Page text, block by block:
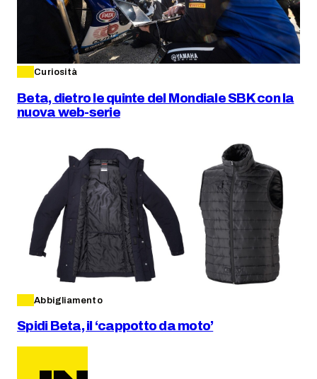
Curiosità
Beta, dietro le quinte del Mondiale SBK con la
nuova web-serie
Abbigliamento
Spidi Beta, il ‘cappotto da moto’